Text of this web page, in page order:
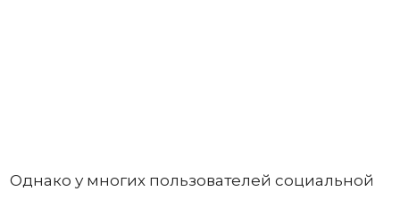
Однако у многих пользователей социальной